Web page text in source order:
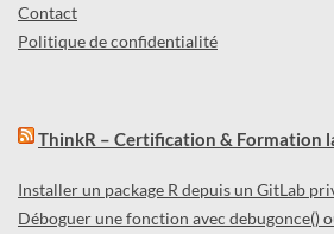
Contact
Politique de confidentialité
ThinkR – Certification & Formation
Installer un package R depuis un GitLab
Déboguer une fonction avec debugonce()